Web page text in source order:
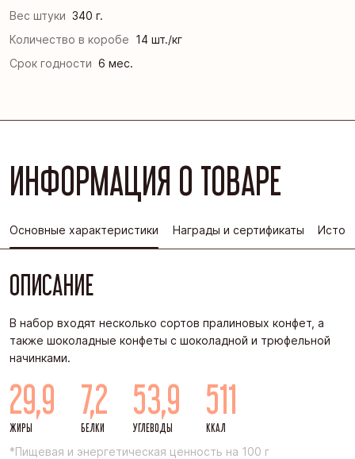
Вес штуки 340 г.
Количество в коробе 14 шт./кг
Срок годности 6 мес.
ИНФОРМАЦИЯ О ТОВАРЕ
Основные характеристики Награды и сертификаты
ОПИСАНИЕ
В набор входят несколько сортов пралиновых конфет, а
также шоколадные конфеты с шоколадной и трюфельной
начинками.
29,9
ЖИРЫ
7,2
БЕЛКИ
53,9
УГЛЕВОДЫ
511
ККАЛ
*Пищевая и энергетическая ценность на 100 г